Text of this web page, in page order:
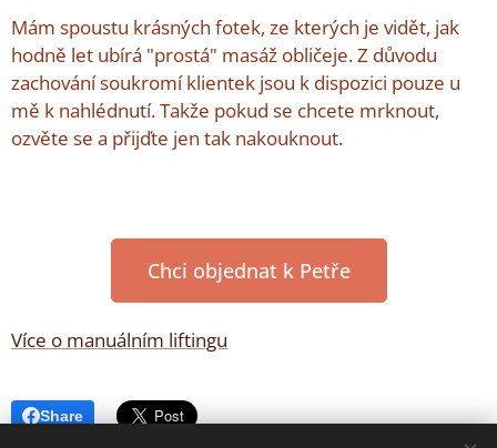
Mám spoustu krásných fotek, ze kterých je vidět, jak
hodně let ubírá "prostá" masáž obličeje. Z důvodu
zachování soukromí klientek jsou k dispozici pouze u
mě k nahlédnutí. Takže pokud se chcete mrknout,
ozvěte se a přijďte jen tak nakouknout.
Chci objednat k Petře
Více o manuálním liftingu
Share